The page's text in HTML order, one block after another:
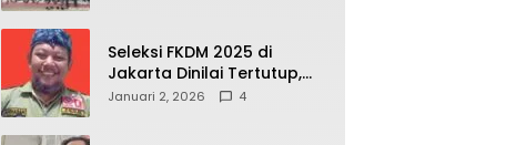
Seleksi FKDM 2025 di
Jakarta Dinilai Tertutup,
Transparansi
Januari 2, 2026 4